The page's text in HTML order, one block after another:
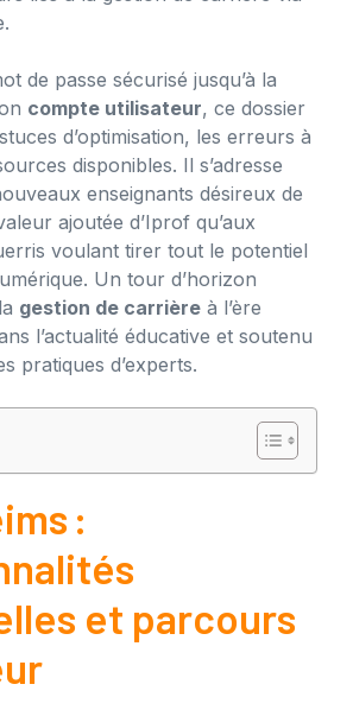
de passe sécurisé jusqu’à la
compte utilisateur, ce dossier
d’optimisation, les erreurs à
disponibles. Il s’adresse
enseignants désireux de
ajoutée d’Iprof qu’aux
voulant tirer tout le potentiel
Un tour d’horizon
gestion de carrière à l’ère
l’actualité éducative et soutenu
pratiques d’experts.
:
et parcours